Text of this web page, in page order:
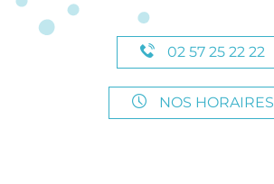
02 57 25 22 22
NOS HORAIRES